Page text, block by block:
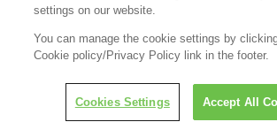
ブランド
花王のアクセシビリティ 個人情報保護
settings on our website.
You can manage the cookie settings by
Cookie policy/Privacy Policy link in the footer.
Cookies Settings Accept All